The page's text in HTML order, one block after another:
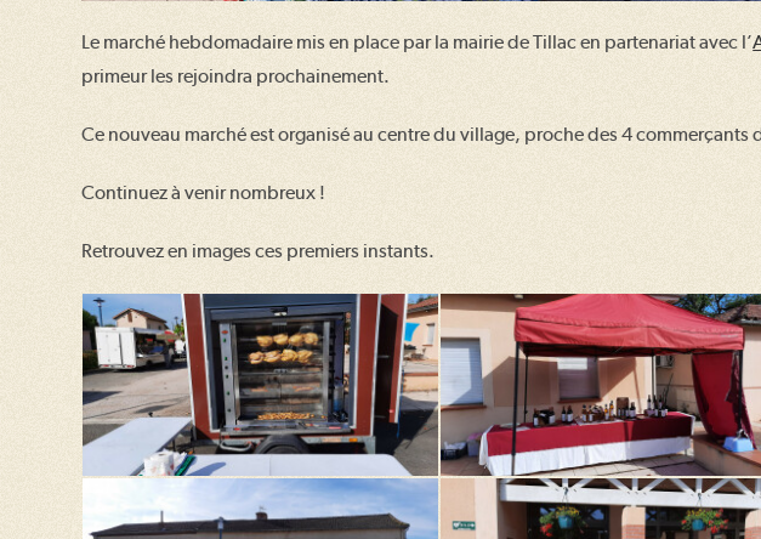
Le marché hebdomadaire mis en place par la mairie de Tillac en partenariat avec l’
primeur les rejoindra prochainement.
Ce nouveau marché est organisé au centre du village, proche des 4
Continuez à venir nombreux !
Retrouvez en images ces premiers instants.